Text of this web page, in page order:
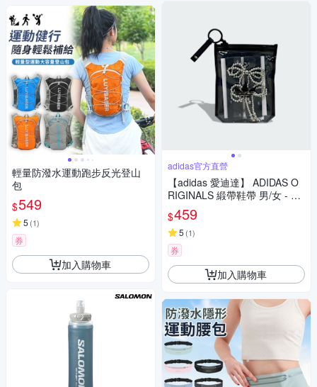
輕量防潑水運動跑步反光登山
包
$549
5 (1)
券
加入購物車
adidas官方直營
【adidas 愛迪達】 ADIDAS O
RIGINALS 緞帶鞋帶 男/女 - Ori
ginals KG7131
$459
5 (1)
券
加入購物車